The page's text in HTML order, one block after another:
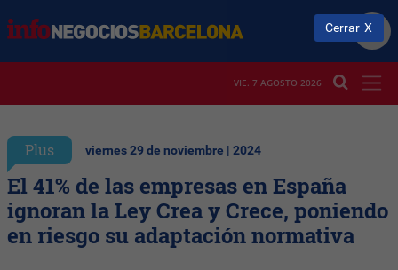
VIE. 7 AGOSTO 2026
Plus viernes 29 de noviembre | 2024
El 41% de las empresas en España
ignoran la Ley Crea y Crece, poniendo
en riesgo su adaptación normativa
Cerrar